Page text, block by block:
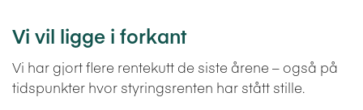
Vi vil ligge i forkant
Vi har gjort flere rentekutt de siste årene – også på
tidspunkter hvor styringsrenten har stått stille.